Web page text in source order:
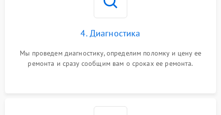
4. Диагностика
Мы проведем диагностику, определим поломку и цену ее
ремонта и сразу сообщим вам о сроках ее ремонта.